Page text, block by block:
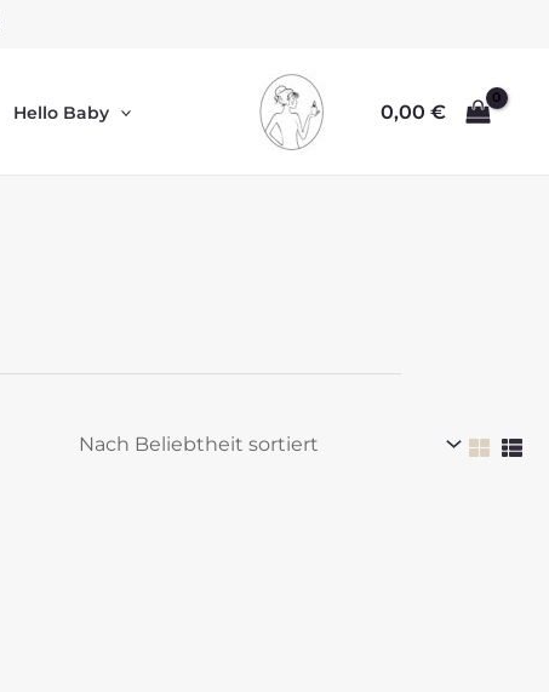
Hello Baby 0,00 €